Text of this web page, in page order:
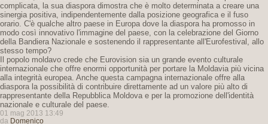
complicata, la sua diaspora dimostra che è molto determinata a creare una
sinergia positiva, indipendentemente dalla posizione geografica e il fuso
orario. C'è qualche altro paese in Europa dove la diaspora ha promosso in
modo così innovativo l'immagine del paese, con la celebrazione del Giorno
della Bandiera Nazionale e sostenendo il rappresentante all'Eurofestival, allo
stesso tempo?
Il popolo moldavo crede che Eurovision sia un grande evento culturale
internazionale che offre enormi opportunità per portare la Moldavia più vicina
alla integrità europea. Anche questa campagna internazionale offre alla
diaspora la possibilità di contribuire direttamente ad un valore più alto di
rappresentante della Repubblica Moldova e per la promozione dell'identità
nazionale e culturale del paese.
01 mag 2013 13:49
da Domenico